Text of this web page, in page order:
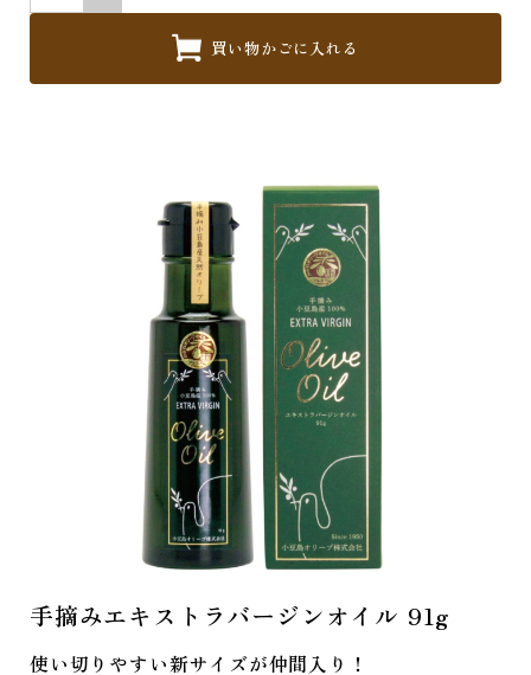
買い物かごに入れる
手摘みエキストラバージンオイル 91g
使い切りやすい新サイズが仲間入り！